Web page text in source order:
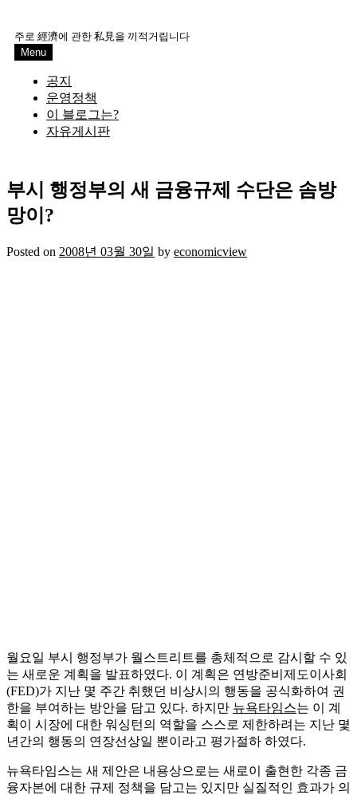
content
주로 經濟에 관한 私見을 끼적거립니다
Menu
공지
운영정책
이 블로그는?
자유게시판
부시 행정부의 새 금융규제 수단은 솜방
망이?
Posted on 2008년 03월 30일 by economicview
월요일 부시 행정부가 월스트리트를 총체적으로 감시할 수 있
는 새로운 계획을 발표하였다. 이 계획은 연방준비제도이사회
(FED)가 지난 몇 주간 취했던 비상시의 행동을 공식화하여 권
한을 부여하는 방안을 담고 있다. 하지만 뉴욕타임스는 이 계
획이 시장에 대한 워싱턴의 역할을 스스로 제한하려는 지난 몇
년간의 행동의 연장선상일 뿐이라고 평가절하 하였다.
뉴욕타임스는 새 제안은 내용상으로는 새로이 출현한 각종 금
융자본에 대한 규제 정책을 담고는 있지만 실질적인 효과가 의